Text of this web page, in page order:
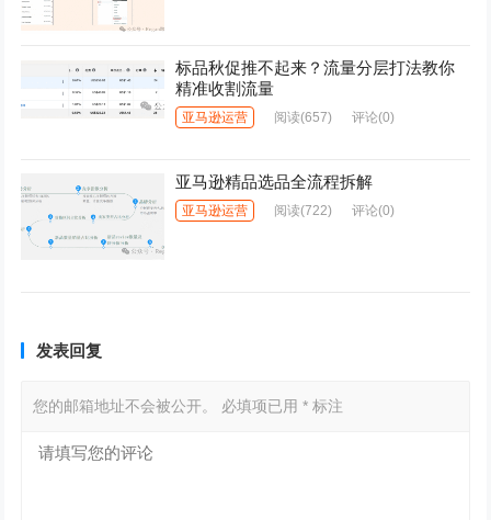
标品秋促推不起来？流量分层打法教你
精准收割流量
亚马逊运营 阅读(657) 评论(0)
亚马逊精品选品全流程拆解
亚马逊运营 阅读(722) 评论(0)
发表回复
您的邮箱地址不会被公开。 必填项已用* 标注